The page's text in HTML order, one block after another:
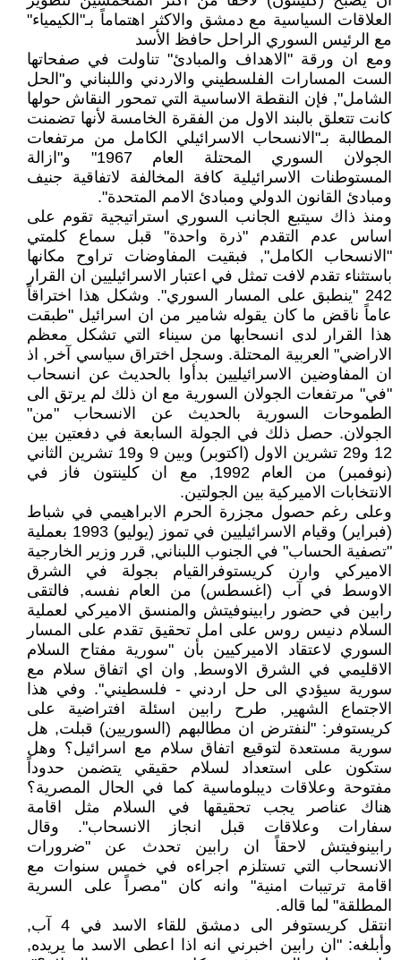
العلاقات السياسية مع دمشق والاكثر اهتماماً بـ"الكيمياء"
مع الرئيس السوري الراحل حافظ الأسد
ومع ان ورقة "الاهداف والمبادئ" تناولت في صفحاتها
الست المسارات الفلسطيني والاردني واللبناني و"الحل
الشامل", فإن النقطة الاساسية التي تمحور النقاش حولها
كانت تتعلق بالبند الاول من الفقرة الخامسة لأنها تضمنت
المطالبة بـ"الانسحاب الاسرائيلي الكامل من مرتفعات
الجولان السوري المحتلة العام 1967" و"ازالة
المستوطنات الاسرائيلية كافة المخالفة لاتفاقية جنيف
ومبادئ القانون الدولي ومبادئ الامم المتحدة".
ومنذ ذاك سيتبع الجانب السوري استراتيجية تقوم على
اساس عدم التقدم "ذرة واحدة" قبل سماع كلمتي
"الانسحاب الكامل", فبقيت المفاوضات تراوح مكانها
باستثناء تقدم لافت تمثل في اعتبار الاسرائيليين ان القرار
242 "ينطبق على المسار السوري". وشكل هذا اختراقاً
عاماً ناقض ما كان يقوله شامير من ان اسرائيل "طبقت
هذا القرار لدى انسحابها من سيناء التي تشكل معظم
الاراضي" العربية المحتلة. وسجل اختراق سياسي آخر, اذ
ان المفاوضين الاسرائيليين بدأوا بالحديث عن انسحاب
"في" مرتفعات الجولان السورية مع ان ذلك لم يرتق الى
الطموحات السورية بالحديث عن الانسحاب "من"
الجولان. حصل ذلك في الجولة السابعة في دفعتين بين
12 و29 تشرين الاول (اكتوبر) وبين 9 و19 تشرين الثاني
(نوفمبر) من العام 1992, مع ان كلينتون فاز في
الانتخابات الاميركية بين الجولتين.
وعلى رغم حصول مجزرة الحرم الابراهيمي في شباط
(فبراير) وقيام الاسرائيليين في تموز (يوليو) 1993 بعملية
"تصفية الحساب" في الجنوب اللبناني, قرر وزير الخارجية
الاميركي وارن كريستوفرالقيام بجولة في الشرق
الاوسط في آب (اغسطس) من العام نفسه, فالتقى
رابين في حضور رابينوفيتش والمنسق الاميركي لعملية
السلام دنيس روس على امل تحقيق تقدم على المسار
السوري لاعتقاد الاميركيين بأن "سورية مفتاح السلام
الاقليمي في الشرق الاوسط, وان اي اتفاق سلام مع
سورية سيؤدي الى حل اردني - فلسطيني". وفي هذا
الاجتماع الشهير, طرح رابين اسئلة افتراضية على
كريستوفر: "لنفترض ان مطالبهم (السوريين) قبلت, هل
سورية مستعدة لتوقيع اتفاق سلام مع اسرائيل؟ وهل
ستكون على استعداد لسلام حقيقي يتضمن حدوداً
مفتوحة وعلاقات ديبلوماسية كما في الحال المصرية؟
هناك عناصر يجب تحقيقها في السلام مثل اقامة
سفارات وعلاقات قبل انجاز الانسحاب". وقال
رابينوفيتش لاحقاً ان رابين تحدث عن "ضرورات
الانسحاب التي تستلزم اجراءه في خمس سنوات مع
اقامة ترتيبات امنية" وانه كان "مصراً على السرية
المطلقة" لما قاله.
انتقل كريستوفر الى دمشق للقاء الاسد في 4 آب,
وأبلغه: "ان رابين اخبرني انه اذا اعطى الاسد ما يريده,